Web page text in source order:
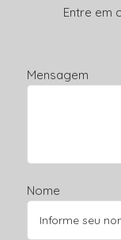
Entre em
Mensagem
Nome